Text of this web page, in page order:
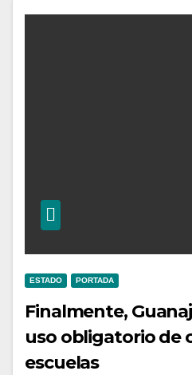
ESTADO PORTADA
Finalmente,
uso obligatorio de
escuelas